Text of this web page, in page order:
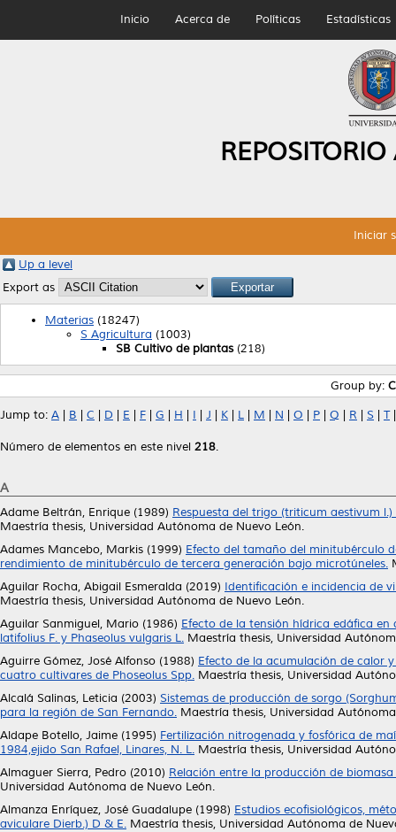
Inicio Acerca de Políticas Estadísticas
Iniciar
Up a level
Export as
Materias (18247)
S Agricultura (1003)
SB Cultivo de plantas(218)
Group by:
Jump to: A B C D E F G H I J K L M N O P Q R S T
Número de elementos en este nivel 218.
A
Adame Beltrán, Enrique (1989) Respuesta del trigo (triticum aestivum
Maestría thesis, Universidad Autónoma de Nuevo León.
Adames Mancebo, Markis (1999) Efecto del tamaño del minitubérculo
rendimiento de minitubérculo de tercera generación bajo microtúneles.
Aguilar Rocha, Abigail Esmeralda (2019) Identificación e incidencia de
Maestría thesis, Universidad Autónoma de Nuevo León.
Aguilar Sanmiguel, Mario (1986) Efecto de la tensión hídrica edáfica en
latifolius F. y Phaseolus vulgaris L. Maestría thesis, Universidad
Aguirre Gómez, José Alfonso (1988) Efecto de la acumulación de calor
cuatro cultivares de Phoseolus Spp. Maestría thesis, Universidad
Alcalá Salinas, Leticia (2003) Sistemas de producción de sorgo
para la región de San Fernando. Maestría thesis, Universidad
Aldape Botello, Jaime (1995) Fertilización nitrogenada y fosfórica de
1984,ejido San Rafael, Linares, N. L. Maestría thesis, Universidad
Almaguer Sierra, Pedro (2010) Relación entre la producción de
Universidad Autónoma de Nuevo León.
Almanza Enríquez, José Guadalupe (1998) Estudios ecofisiológicos,
aviculare Dierb.) D & E. Maestría thesis, Universidad Autónoma de